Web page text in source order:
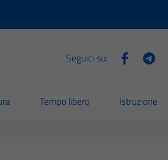
Seguici su:
Tempo libero Istruzione